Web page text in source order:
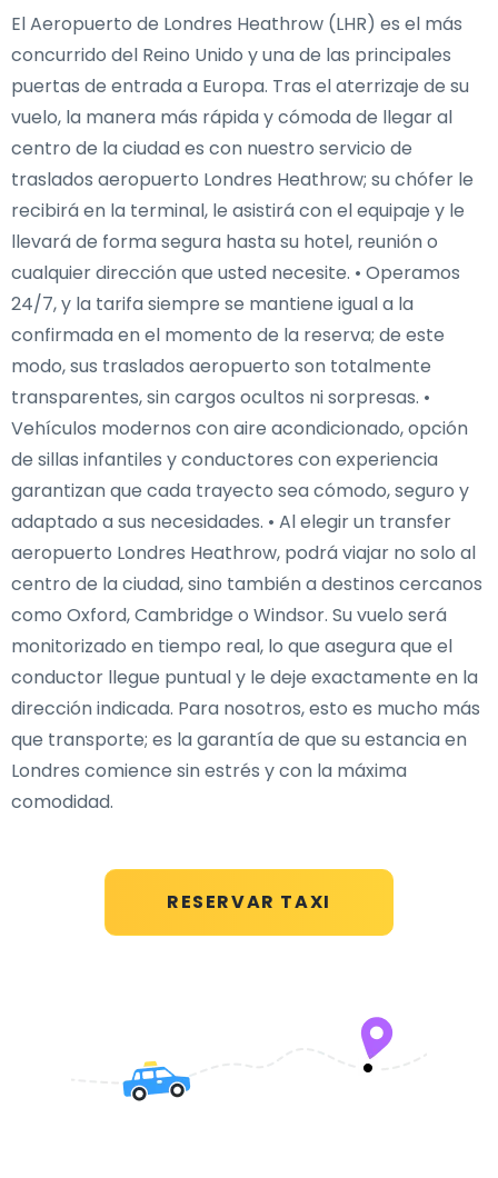
RESERVAR TAXI
El Aeropuerto de Londres Heathrow (LHR) es el más
concurrido del Reino Unido y una de las principales
puertas de entrada a Europa. Tras el aterrizaje de su
vuelo, la manera más rápida y cómoda de llegar al
centro de la ciudad es con nuestro servicio de
traslados aeropuerto Londres Heathrow; su chófer le
recibirá en la terminal, le asistirá con el equipaje y le
llevará de forma segura hasta su hotel, reunión o
cualquier dirección que usted necesite. • Operamos
24/7, y la tarifa siempre se mantiene igual a la
confirmada en el momento de la reserva; de este
modo, sus traslados aeropuerto son totalmente
transparentes, sin cargos ocultos ni sorpresas. •
Vehículos modernos con aire acondicionado, opción
de sillas infantiles y conductores con experiencia
garantizan que cada trayecto sea cómodo, seguro y
adaptado a sus necesidades. • Al elegir un transfer
aeropuerto Londres Heathrow, podrá viajar no solo al
centro de la ciudad, sino también a destinos cercanos
como Oxford, Cambridge o Windsor. Su vuelo será
monitorizado en tiempo real, lo que asegura que el
conductor llegue puntual y le deje exactamente en la
dirección indicada. Para nosotros, esto es mucho más
que transporte; es la garantía de que su estancia en
Londres comience sin estrés y con la máxima
comodidad.